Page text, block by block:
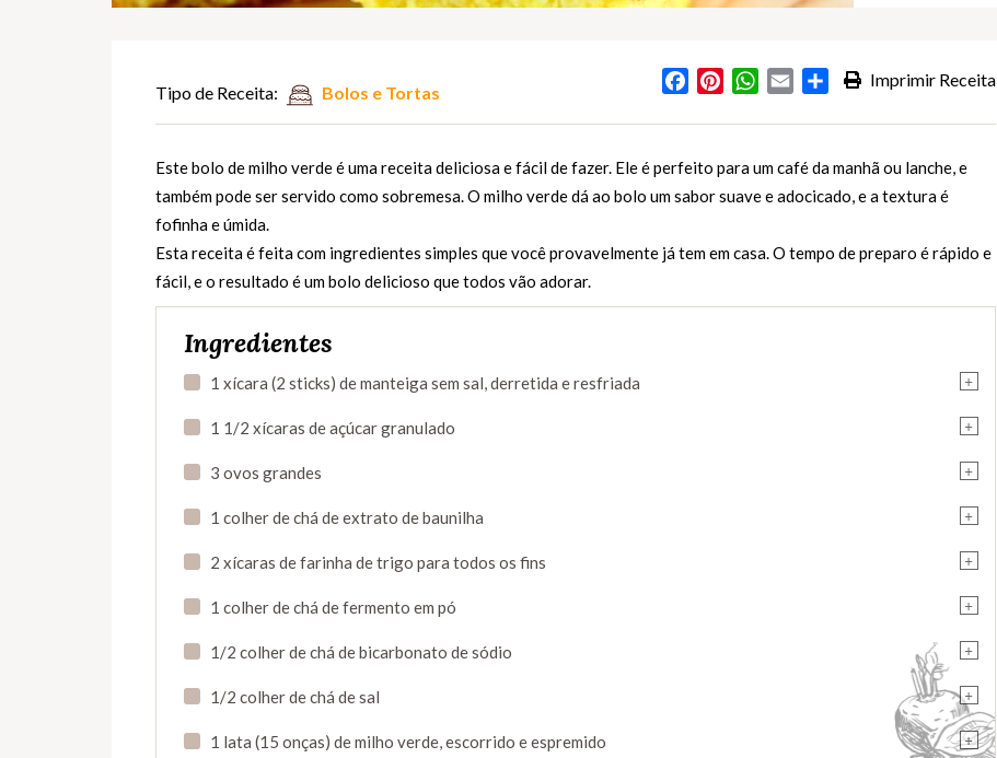
Imprimir Receita
FacebookPinterestWhatsApp
Email Partilhar
Tipo de Receita: Bolos e Tortas
Este bolo de milho verde é uma receita deliciosa e fácil de fazer. Ele é perfeito para um café da manhã ou lanche, e
também pode ser servido como sobremesa. O milho verde dá ao bolo um sabor suave e adocicado, e a textura é
fofinha e úmida.
Esta receita é feita com ingredientes simples que você provavelmente já tem em casa. O tempo de preparo é rápido e
fácil, e o resultado é um bolo delicioso que todos vão adorar.
Ingredientes
+
1 xícara (2 sticks) de manteiga sem sal, derretida e resfriada
+
1 1/2 xícaras de açúcar granulado
+
3 ovos grandes
+
1 colher de chá de extrato de baunilha
+
2 xícaras de farinha de trigo para todos os fins
+
1 colher de chá de fermento em pó
+
1/2 colher de chá de bicarbonato de sódio
+
1/2 colher de chá de sal
+
1 lata (15 onças) de milho verde, escorrido e espremido